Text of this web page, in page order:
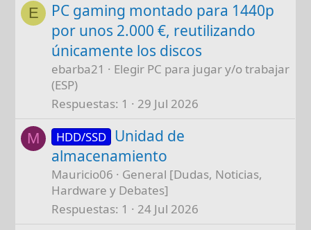
E
PC gaming montado para 1440p
por unos 2.000 €, reutilizando
únicamente los discos
ebarba21
Elegir PC para jugar y/o trabajar
(ESP)
Respuestas 1 29 Jul 2026
M HDD/SSD Unidad de
almacenamiento
Mauricio06
General [Dudas, Noticias,
Hardware y Debates]
Respuestas 1 24 Jul 2026